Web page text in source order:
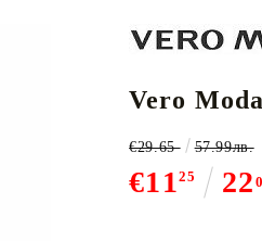
Vero
€1125 22
€29.65 57.99лв.